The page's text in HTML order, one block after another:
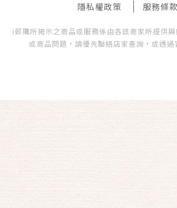
隱私權政策
服務條款
i郵購所揭示之商品或服務係由各該商家所提供
或商品問題，請優先聯絡店家查詢，或透